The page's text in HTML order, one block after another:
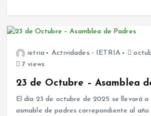
ietria Actividades - IETRIA
7 views
23 de Octubre – Asamblea
El día 23 de octubre de 2025 se llevará a
asmable de padres correpondiente al